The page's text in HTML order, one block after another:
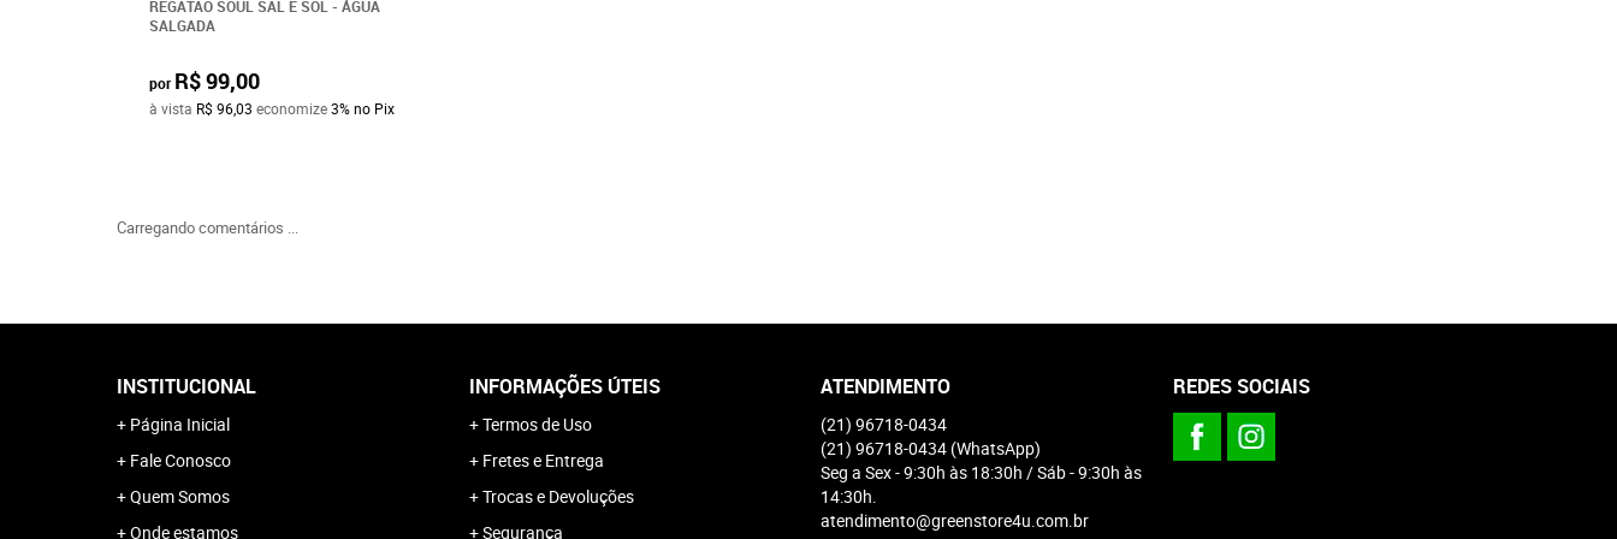
REGATÃO SOUL SAL E SOL - ÁGUA
SALGADA
por R$ 99,00
à vista R$ 96,03 economize3% no Pix
Carregando comentários ...
INSTITUCIONAL
Página Inicial
Fale Conosco
Quem Somos
Onde estamos
INFORMAÇÕES ÚTEIS
Termos de Uso
Fretes e Entrega
Trocas e Devoluções
Segurança
ATENDIMENTO
(21) 96718-0434
(21) 96718-0434 (WhatsApp)
Seg a Sex - 9:30h às 18:30h / Sáb - 9:30h às
14:30h.
atendimento@greenstore4u.com.br
REDES SOCIAIS